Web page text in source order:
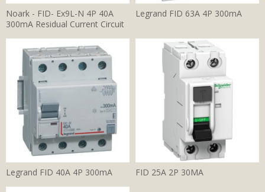
Noark - FID- Ex9L-N 4P 40A
300mA Residual Current Circuit
Legrand FID 63A 4P 300mA
Legrand FID 40A 4P 300mA FID 25A 2P 30MA